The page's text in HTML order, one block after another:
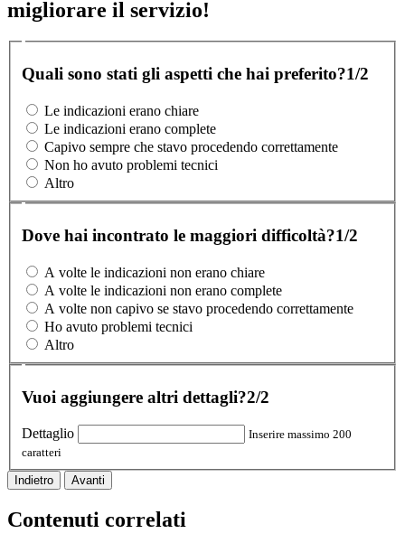
migliorare il servizio!
Quali sono stati gli aspetti che hai preferito?1/2
Le indicazioni erano chiare
Le indicazioni erano complete
Capivo sempre che stavo procedendo correttamente
Non ho avuto problemi tecnici
Altro
Dove hai incontrato le maggiori difficoltà?1/2
A volte le indicazioni non erano chiare
A volte le indicazioni non erano complete
A volte non capivo se stavo procedendo correttamente
Ho avuto problemi tecnici
Altro
Vuoi aggiungere altri dettagli?2/2
Dettaglio
Inserire massimo 200
caratteri
Indietro Avanti
Contenuti correlati